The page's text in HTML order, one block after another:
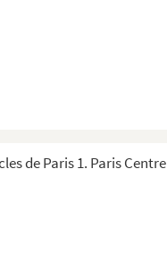
de Paris 1. Paris Centre